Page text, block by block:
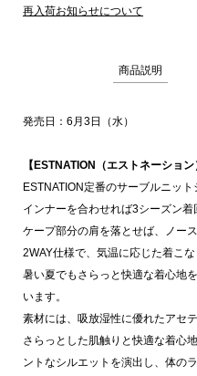
再入荷お知らせについて
商品説明
発売日：6月3日（水）
【ESTNATION（エストネーション
ESTNATION定番のサーブルニット
インナーを合わせれば3シーズン着
ケープ部分の肩を落とせば、ノー
2WAY仕様で、気温に応じた着こな
暑い夏でもさらっと快適な着心地
います。
素材には、吸放湿性に優れたアセ
さらっとした肌触りと快適な着心
ントなシルエットを演出し、体の